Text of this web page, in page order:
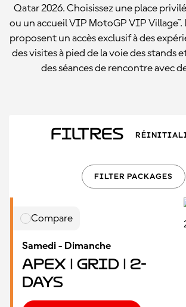
Qatar 2026. Choisissez une place
ou un accueil VIP MotoGP VIP
proposent un accès exclusif à des
des visites à pied de la voie des stands
des séances de rencontre avec
Filtres
FILTER PACKAGES
Compare
Samedi - Dimanche
Apex | Grid | 2-
Days